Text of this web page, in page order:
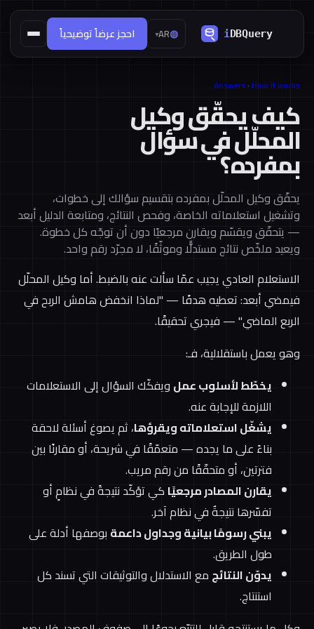
◍
AR
▾ احجز عرضاً توضيحياً
Answers·How it works
كيف يحقّق وكيل
المحلّل في سؤال
بمفرده؟
يحقّق وكيل المحلّل بمفرده بتقسيم سؤالك إلى خطوات،
وتشغيل استعلاماته الخاصة، وفحص النتائج، ومتابعة الدليل أبعد
— يتحقّق ويقسّم ويقارن مرجعيًا دون أن توجّه كل خطوة.
ويعيد ملخّص نتائج مستدلًّا وموثّقًا، لا مجرّد رقم واحد.
الاستعلام العادي يجيب عمّا سألت عنه بالضبط. أما وكيل المحلّل
فيمضي أبعد: تعطيه هدفًا — "لماذا انخفض هامش الربح في
الربع الماضي" — فيجري تحقيقًا.
وهو يعمل باستقلالية، فـ:
يخطّط لأسلوب عمل ويفكّك السؤال إلى الاستعلامات
اللازمة للإجابة عنه.
يشغّل استعلاماته ويقرؤها، ثم يصوغ أسئلة لاحقة
بناءً على ما يجده — متعمّقًا في شريحة، أو مقارنًا بين
فترتين، أو متحقّقًا من رقم مريب.
يقارن المصادر مرجعيًا كي تؤكّد نتيجةً في نظامٍ أو
تفسّرها نتيجةٌ في نظام آخر.
يبني رسومًا بيانية وجداول داعمة بوصفها أدلة على
طول الطريق.
يدوّن النتائج مع الاستدلال والتوثيقات التي تسند كل
استنتاج.